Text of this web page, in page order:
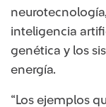
inteligencia
genética y los
energía.
“Los ejemplos